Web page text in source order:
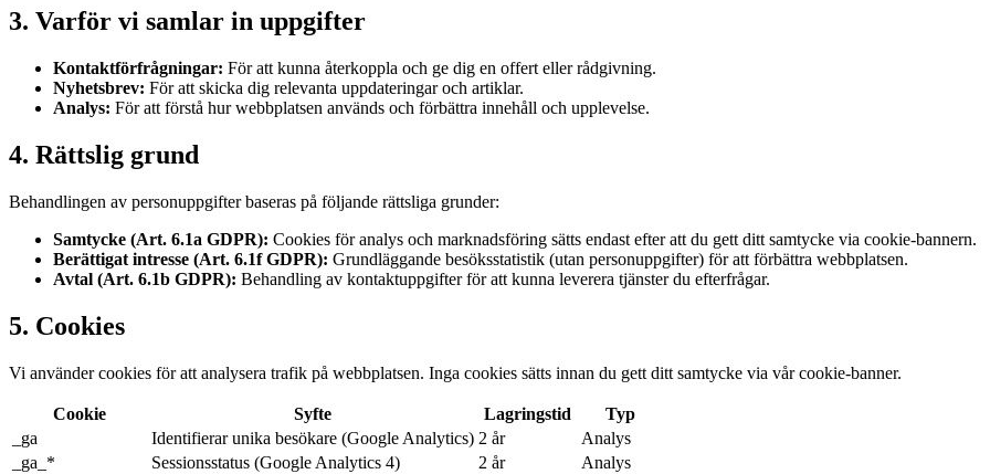
3. Varför vi samlar in uppgifter
Kontaktförfrågningar: För att kunna återkoppla och ge dig en offert eller rådgivning.
Nyhetsbrev: För att skicka dig relevanta uppdateringar och artiklar.
Analys: För att förstå hur webbplatsen används och förbättra innehåll och upplevelse.
4. Rättslig grund
Behandlingen av personuppgifter baseras på följande rättsliga grunder:
Samtycke (Art. 6.1a GDPR): Cookies för analys och marknadsföring sätts endast efter att du gett ditt samtycke via cookie-bannern.
Berättigat intresse (Art. 6.1f GDPR): Grundläggande besöksstatistik (utan personuppgifter) för att förbättra webbplatsen.
Avtal (Art. 6.1b GDPR): Behandling av kontaktuppgifter för att kunna leverera tjänster du efterfrågar.
5. Cookies
Vi använder cookies för att analysera trafik på webbplatsen. Inga cookies sätts innan du gett ditt samtycke via vår cookie-banner.
Cookie Syfte Lagringstid
Typ
_ga
Identifierar unika besökare (Google Analytics) 2 år
Analys
_ga_*
Sessionsstatus (Google Analytics 4) 2 år
Analys